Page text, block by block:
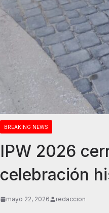
BREAKING NEWS
IPW 2026
celebración
mayo 22, 2026 redaccion